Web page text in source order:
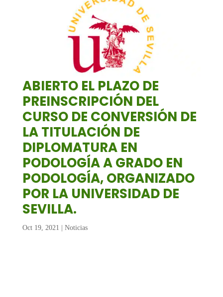
ABIERTO EL PLAZO DE
PREINSCRIPCIÓN DEL
CURSO DE CONVERSIÓN DE
LA TITULACIÓN DE
DIPLOMATURA EN
PODOLOGÍA A GRADO EN
PODOLOGÍA, ORGANIZADO
POR LA UNIVERSIDAD DE
SEVILLA.
Oct 19, 2021 Noticias